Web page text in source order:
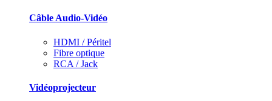
Câble Audio-Vidéo
HDMI / Péritel
Fibre optique
RCA / Jack
Vidéoprojecteur